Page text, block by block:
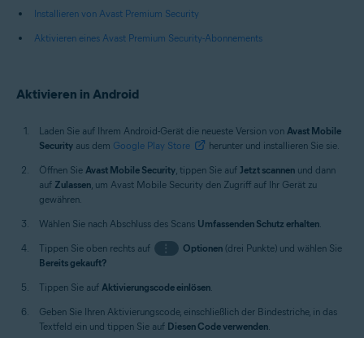
Installieren von Avast Premium Security
Aktivieren eines Avast Premium Security-Abonnements
Aktivieren in Android
Laden Sie auf Ihrem Android-Gerät die neueste Version von Avast Mobile
Security aus dem Google Play Store
herunter und installieren Sie sie.
Öffnen Sie Avast Mobile Security, tippen Sie auf Jetzt scannen und dann
auf Zulassen, um Avast Mobile Security den Zugriff auf Ihr Gerät zu
gewähren.
Wählen Sie nach Abschluss des Scans Umfassenden Schutz erhalten.
Tippen Sie oben rechts auf
⋮ Optionen(drei Punkte) und wählen Sie
Bereits gekauft?
Tippen Sie auf Aktivierungscode einlösen.
Geben Sie Ihren Aktivierungscode, einschließlich der Bindestriche, in das
Textfeld ein und tippen Sie auf Diesen Code verwenden.